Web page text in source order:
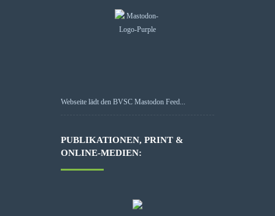
Webseite lädt den BVSC Mastodon Feed...
PUBLIKATIONEN, PRINT &
ONLINE-MEDIEN: